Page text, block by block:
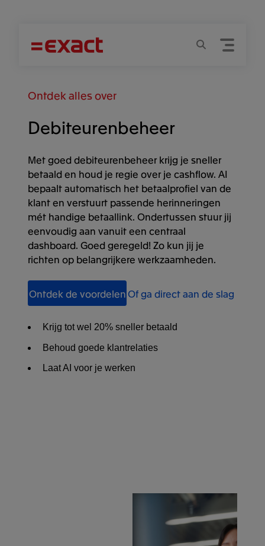
Menu
Zoeken
Ontdek alles over
Debiteurenbeheer
Met goed debiteurenbeheer krijg je sneller
betaald en houd je regie over je cashflow. AI
bepaalt automatisch het betaalprofiel van de
klant en verstuurt passende herinneringen
mét handige betaallink. Ondertussen stuur jij
eenvoudig aan vanuit een centraal
dashboard. Goed geregeld! Zo kun jij je
richten op belangrijkere werkzaamheden.
Ontdek de voordelenOf ga direct aan de slag
Krijg tot wel 20% sneller betaald
Behoud goede klantrelaties
Laat AI voor je werken